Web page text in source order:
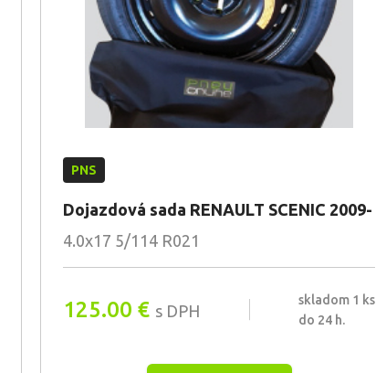
PNS
Dojazdová sada RENAULT SCENIC 2009-
4.0x17 5/114 R021
125.00 € s DPH
skladom 1 ks
do 24 h.